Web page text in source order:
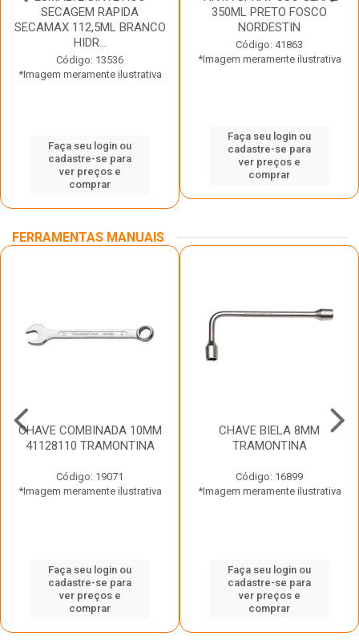
SECAGEM RAPIDA
SECAMAX 112,5ML BRANCO
HIDR...
Código: 13536
*Imagem meramente ilustrativa
Faça seu login ou
cadastre-se para
ver preços e
comprar
350ML PRETO FOSCO
NORDESTIN
Código: 41863
*Imagem meramente ilustrativa
Faça seu login ou
cadastre-se para
ver preços e
comprar
FERRAMENTAS MANUAIS
CHAVE COMBINADA 10MM
41128110 TRAMONTINA
Código: 19071
*Imagem meramente ilustrativa
Faça seu login ou
cadastre-se para
ver preços e
comprar
CHAVE BIELA 8MM
TRAMONTINA
Código: 16899
*Imagem meramente ilustrativa
Faça seu login ou
cadastre-se para
ver preços e
comprar